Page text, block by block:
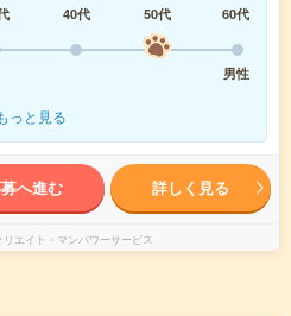
40代 50代
60代
男性
っと見る
へ進む 詳しく見る
リエイト・マンパワーサービス